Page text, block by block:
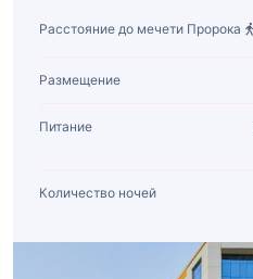
Расстояние до мечети Пророка
Размещение
Питание
Количество ночей